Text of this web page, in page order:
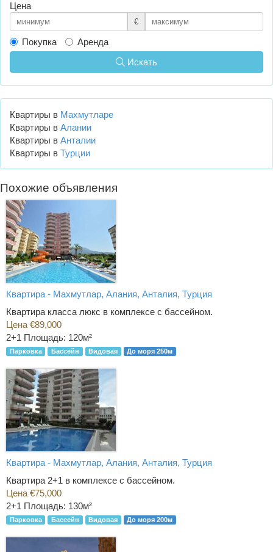
Цена
€
Покупка
Аренда
Искать
Квартиры в Махмутларе
Квартиры в Алании
Квартиры в Анталии
Квартиры в Турции
Похожие объявления
Квартира - Махмутлар, Алания, Анталия, Турция
Квартира класса люкс в комплексе с бассейном.
Цена €89,000
2+1 Площадь: 120м²
Парковка Бассейн Видовая До моря 250м
Квартира - Махмутлар, Алания, Анталия, Турция
Квартира 2+1 в комплексе с бассейном.
Цена €75,000
2+1 Площадь: 130м²
Парковка Бассейн Видовая До моря 200м